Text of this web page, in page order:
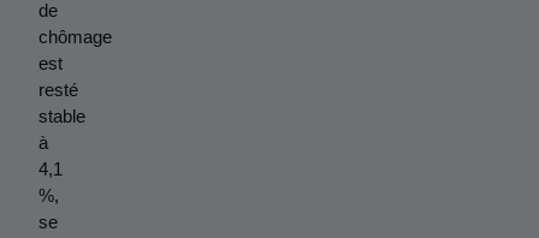
de
chômage
est
resté
stable
à
4,1
%,
se